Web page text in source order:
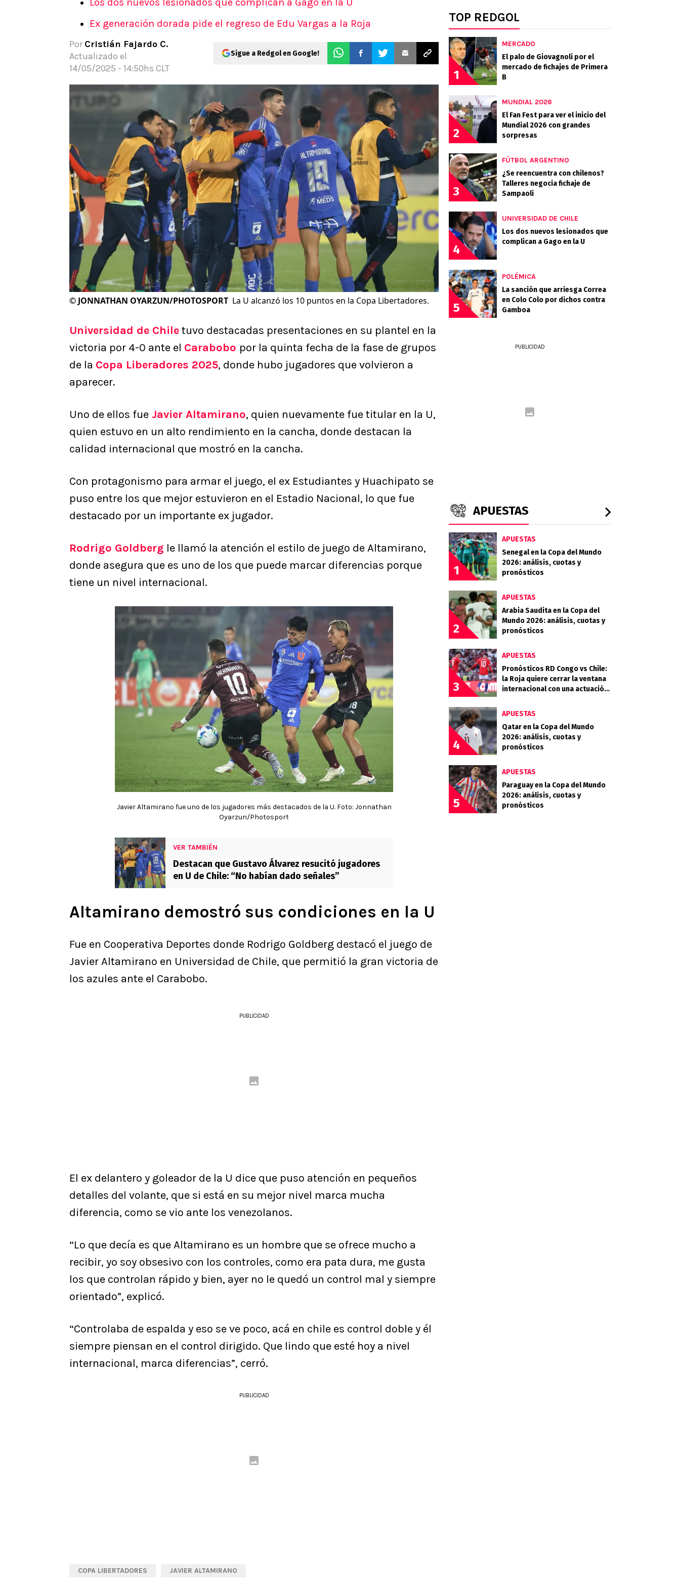
Pronósticos
Ex generación dorada pide el regreso de Edu Vargas a la Roja
Por Cristián Fajardo C.
Actualizado el
14/05/2025 - 14:50hs CLT
Sigue a Redgol en Google!
© JONNATHAN OYARZUN/PHOTOSPORT La U alcanzó los 10 puntos en la Copa Libertadores.
Universidad de Chiletuvo destacadas presentaciones en su plantel en la
victoria por 4-0 ante el Carabobo por la quinta fecha de la fase de grupos
de la Copa Liberadores 2025, donde hubo jugadores que volvieron a
aparecer.
Uno de ellos fue Javier Altamirano, quien nuevamente fue titular en la U,
quien estuvo en un alto rendimiento en la cancha, donde destacan la
calidad internacional que mostró en la cancha.
Con protagonismo para armar el juego, el ex Estudiantes y Huachipato se
puso entre los que mejor estuvieron en el Estadio Nacional, lo que fue
destacado por un importante ex jugador.
Rodrigo Goldberg le llamó la atención el estilo de juego de Altamirano,
donde asegura que es uno de los que puede marcar diferencias porque
tiene un nivel internacional.
Javier Altamirano fue uno de los jugadores más destacados de la U. Foto: Jonnathan
Oyarzun/Photosport
VER TAMBIÉN
Destacan que Gustavo Álvarez resucitó jugadores
en U de Chile: “No habían dado señales”
Altamirano demostró sus condiciones en la U
Fue en Cooperativa Deportes donde Rodrigo Goldberg destacó el juego de
Javier Altamirano en Universidad de Chile, que permitió la gran victoria de
los azules ante el Carabobo.
PUBLICIDAD
El ex delantero y goleador de la U dice que puso atención en pequeños
detalles del volante, que si está en su mejor nivel marca mucha
diferencia, como se vio ante los venezolanos.
“Lo que decía es que Altamirano es un hombre que se ofrece mucho a
recibir, yo soy obsesivo con los controles, como era pata dura, me gusta
los que controlan rápido y bien, ayer no le quedó un control mal y siempre
orientado”, explicó.
“Controlaba de espalda y eso se ve poco, acá en chile es control doble y él
siempre piensan en el control dirigido. Que lindo que esté hoy a nivel
internacional, marca diferencias”, cerró.
PUBLICIDAD
COPA LIBERTADORES JAVIER ALTAMIRANO
TOP REDGOL
1
MERCADO
El palo de Giovagnoli por el
mercado de fichajes de Primera
B
2
MUNDIAL 2026
El Fan Fest para ver el inicio del
Mundial 2026 con grandes
sorpresas
3
FÚTBOL ARGENTINO
¿Se reencuentra con chilenos?
Talleres negocia fichaje de
Sampaoli
4
UNIVERSIDAD DE CHILE
Los dos nuevos lesionados que
complican a Gago en la U
5
POLÉMICA
La sanción que arriesga Correa
en Colo Colo por dichos contra
Gamboa
PUBLICIDAD
APUESTAS
1
APUESTAS
Senegal en la Copa del Mundo
2026: análisis, cuotas y
pronósticos
2
APUESTAS
Arabia Saudita en la Copa del
Mundo 2026: análisis, cuotas y
pronósticos
3
APUESTAS
Pronósticos RD Congo vs Chile:
la Roja quiere cerrar la ventana
internacional con una actuación
4
APUESTAS
Qatar en la Copa del Mundo
2026: análisis, cuotas y
pronósticos
5
APUESTAS
Paraguay en la Copa del Mundo
2026: análisis, cuotas y
pronósticos